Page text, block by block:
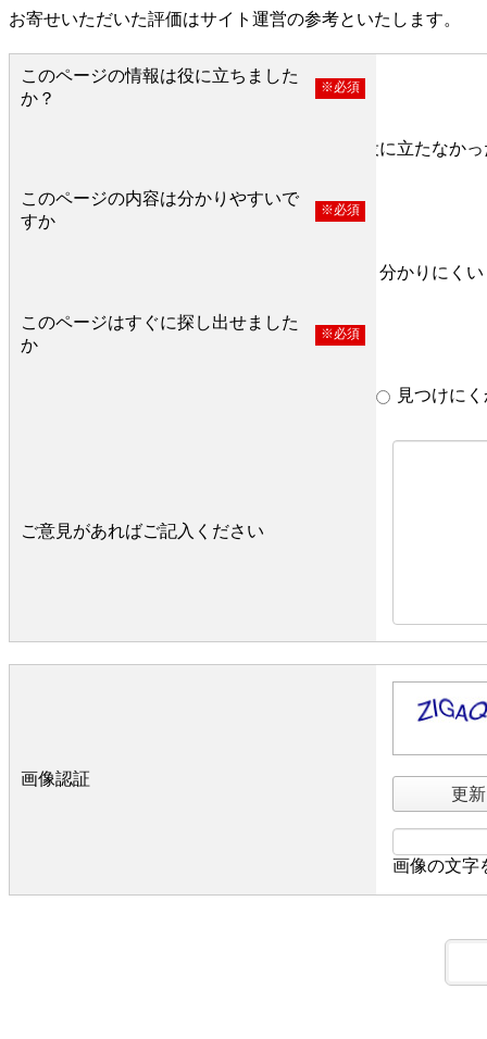
お寄せいただいた評価はサイト運営の参考といたします。
このページの情報は役に立ちました
か？
※必須
役に立たなか
このページの内容は分かりやすいで
すか
※必須
分かりにくい
このページはすぐに探し出せました
か
※必須
見つけに
ご意見があればご記入ください
画像認証
更新
画像の文字